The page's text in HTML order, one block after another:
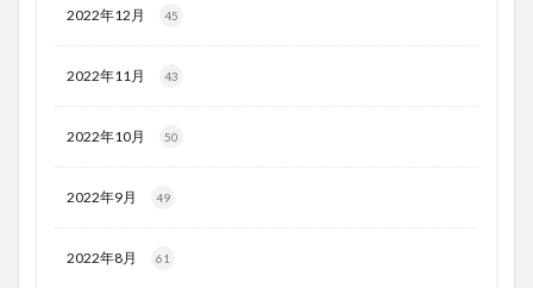
2022年12月 45
2022年11月 43
2022年10月 50
2022年9月 49
2022年8月 61